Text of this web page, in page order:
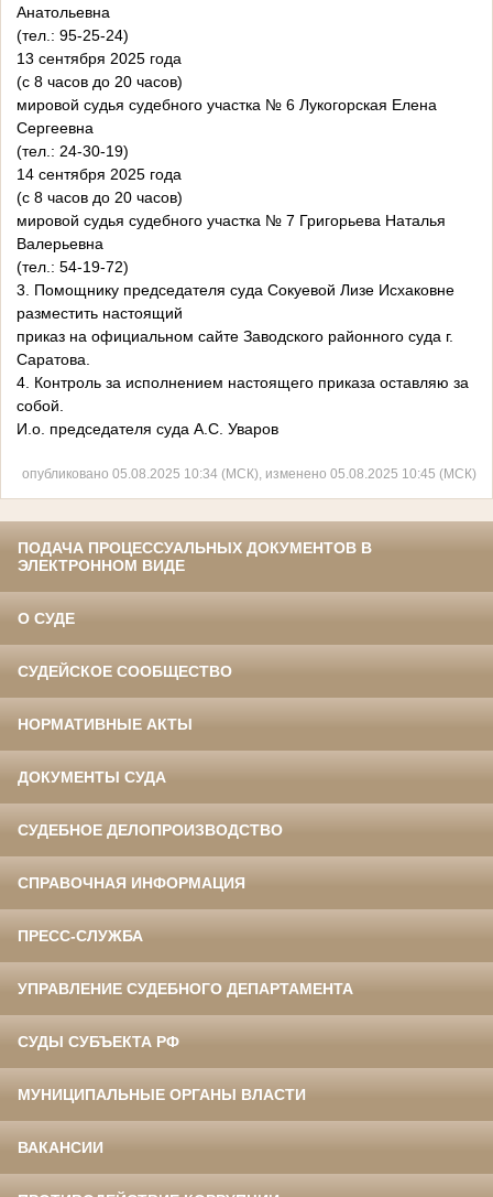
Анатольевна
(тел.: 95-25-24)
13 сентября 2025 года
(с 8 часов до 20 часов)
мировой судья судебного участка № 6 Лукогорская Елена
Сергеевна
(тел.: 24-30-19)
14 сентября 2025 года
(с 8 часов до 20 часов)
мировой судья судебного участка № 7 Григорьева Наталья
Валерьевна
(тел.: 54-19-72)
3. Помощнику председателя суда Сокуевой Лизе Исхаковне
разместить настоящий
приказ на официальном сайте Заводского районного суда г.
Саратова.
4. Контроль за исполнением настоящего приказа оставляю за
собой.
И.о. председателя суда А.С. Уваров
опубликовано 05.08.2025 10:34 (МСК), изменено 05.08.2025 10:45 (МСК)
ПОДАЧА ПРОЦЕССУАЛЬНЫХ ДОКУМЕНТОВ В
ЭЛЕКТРОННОМ ВИДЕ
О СУДЕ
СУДЕЙСКОЕ СООБЩЕСТВО
НОРМАТИВНЫЕ АКТЫ
ДОКУМЕНТЫ СУДА
СУДЕБНОЕ ДЕЛОПРОИЗВОДСТВО
СПРАВОЧНАЯ ИНФОРМАЦИЯ
ПРЕСС-СЛУЖБА
УПРАВЛЕНИЕ СУДЕБНОГО ДЕПАРТАМЕНТА
СУДЫ СУБЪЕКТА РФ
МУНИЦИПАЛЬНЫЕ ОРГАНЫ ВЛАСТИ
ВАКАНСИИ